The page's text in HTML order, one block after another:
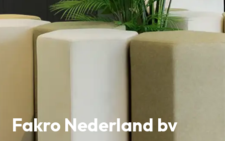
Fakro Nederland bv